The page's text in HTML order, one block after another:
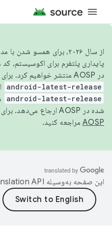
از سال ۲۰۲۶، برای همسو
پایداری پلتفرم برای اکوسیستم،
در AOSP منتشر خواهیم کرد. برای ساخت و مشارکت در AOSP،
android-latest-release
android-latest-release
شده در AOSP ارجاع می‌دهد. برای اطلاعات بیشتر، به
AOSP مراجعه کنید.
این صفحه به‌وسیله